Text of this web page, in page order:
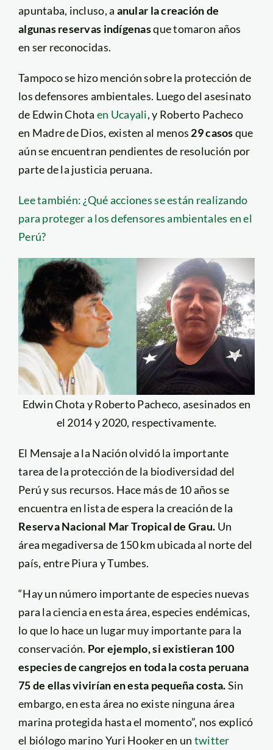
apuntaba, incluso, a anular la creación de
algunas reservas indígenasque tomaron años
en ser reconocidas.
Tampoco se hizo mención sobre la protección de
los defensores ambientales. Luego del asesinato
de Edwin Chotaen Ucayali, y Roberto Pacheco
en Madre de Dios, existen al menos 29 casosque
aún se encuentran pendientes de resolución por
parte de la justicia peruana.
Lee también: ¿Qué acciones se están realizando
para proteger a los defensores ambientales en el
Perú?
Edwin Chota y Roberto Pacheco, asesinados en
el 2014 y 2020, respectivamente.
El Mensaje a la Nación olvidó la importante
tarea de la protección de la biodiversidad del
Perú y sus recursos. Hace más de 10 años se
encuentra en lista de espera la creación de la
Reserva Nacional Mar Tropical de Grau. Un
área megadiversa de 150 km ubicada al norte del
país, entre Piura y Tumbes.
“Hay un número importante de especies nuevas
para la ciencia en esta área, especies endémicas,
lo que lo hace un lugar muy importante para la
conservación. Por ejemplo, si existieran 100
especies de cangrejos en toda la costa peruana
75 de ellas vivirían en esta pequeña costa.Sin
embargo, en esta área no existe ninguna área
marina protegida hasta el momento”, nos explicó
el biólogo marino Yuri Hooker en un twitter